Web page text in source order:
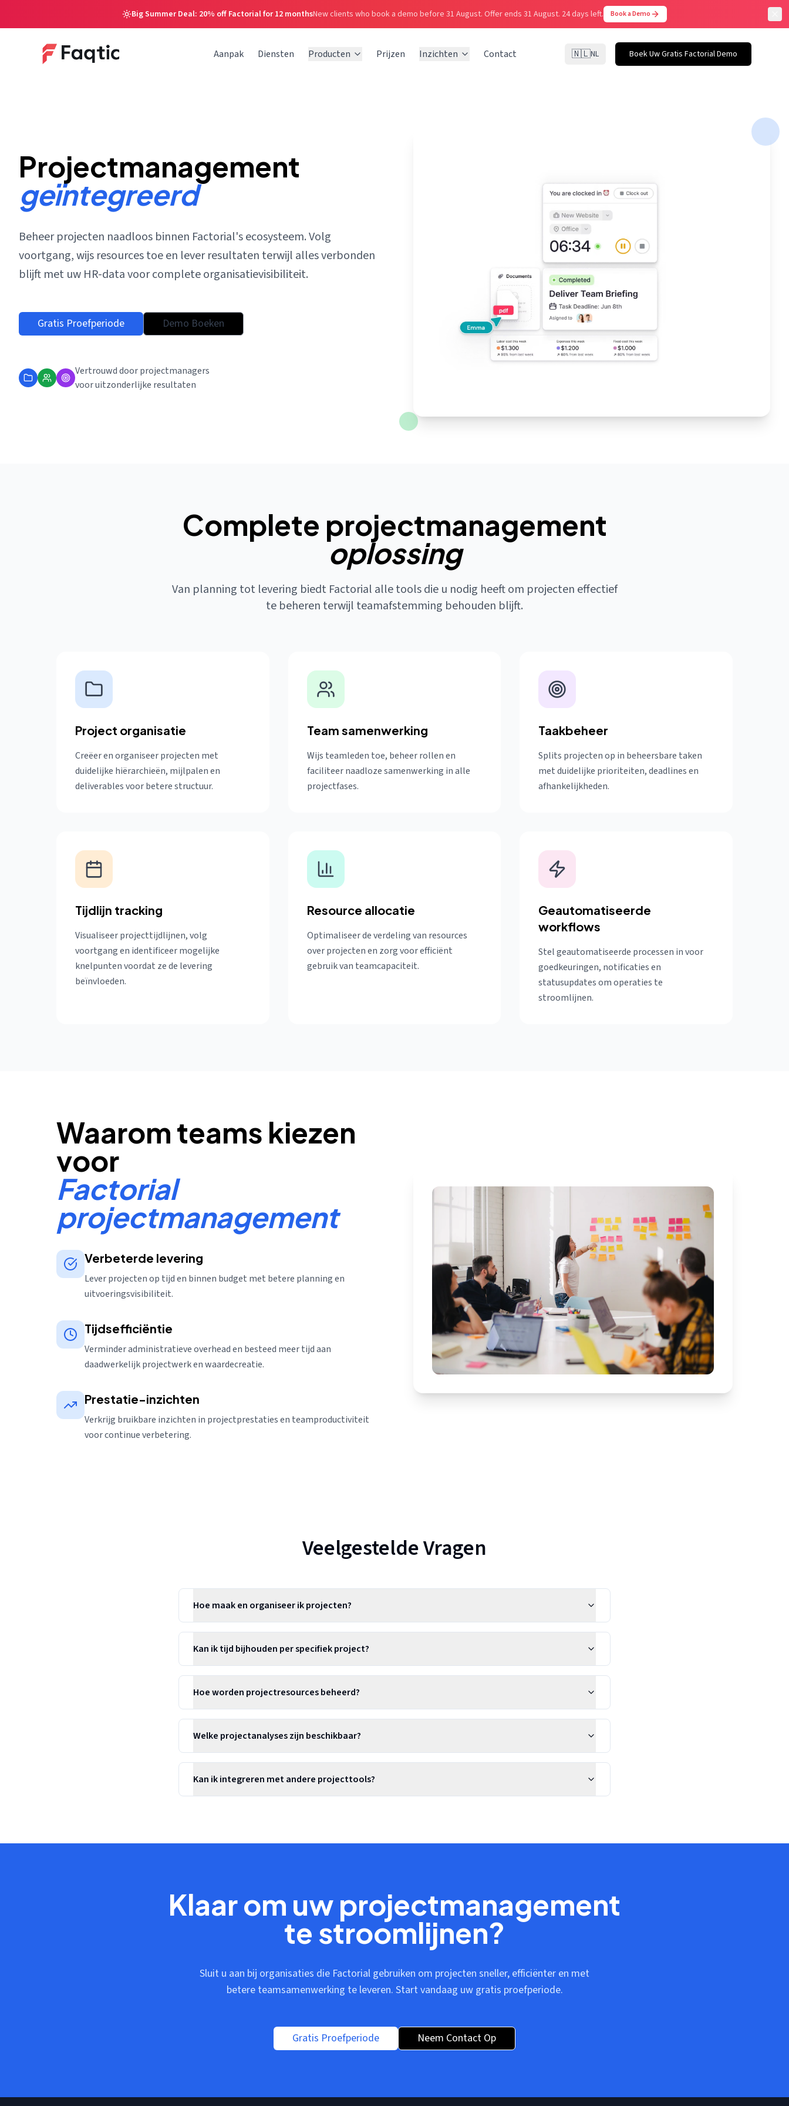
Big Summer Deal: 20% off Factorial for 12 monthsNew clients who book a demo before 31 August. Offer ends 31 August. 24 days left. Book a Demo
Aanpak Diensten Producten Prijzen Inzichten Contact 🇳🇱NL Boek Uw Gratis Factorial Demo
Projectmanagement
geïntegreerd
Beheer projecten naadloos binnen Factorial's ecosysteem. Volg
voortgang, wijs resources toe en lever resultaten terwijl alles verbonden
blijft met uw HR-data voor complete organisatievisibiliteit.
Gratis Proefperiode Demo Boeken
Vertrouwd door projectmanagers
voor uitzonderlijke resultaten
Complete projectmanagement
oplossing
Van planning tot levering biedt Factorial alle tools die u nodig heeft om projecten effectief
te beheren terwijl teamafstemming behouden blijft.
Project organisatie
Creëer en organiseer projecten met
duidelijke hiërarchieën, mijlpalen en
deliverables voor betere structuur.
Team samenwerking
Wijs teamleden toe, beheer rollen en
faciliteer naadloze samenwerking in alle
projectfases.
Taakbeheer
Splits projecten op in beheersbare taken
met duidelijke prioriteiten, deadlines en
afhankelijkheden.
Tijdlijn tracking
Visualiseer projecttijdlijnen, volg
voortgang en identificeer mogelijke
knelpunten voordat ze de levering
beïnvloeden.
Resource allocatie
Optimaliseer de verdeling van resources
over projecten en zorg voor efficiënt
gebruik van teamcapaciteit.
Geautomatiseerde
workflows
Stel geautomatiseerde processen in voor
goedkeuringen, notificaties en
statusupdates om operaties te
stroomlijnen.
Waarom teams kiezen
voor
Factorial
projectmanagement
Verbeterde levering
Lever projecten op tijd en binnen budget met betere planning en
uitvoeringsvisibiliteit.
Tijdsefficiëntie
Verminder administratieve overhead en besteed meer tijd aan
daadwerkelijk projectwerk en waardecreatie.
Prestatie-inzichten
Verkrijg bruikbare inzichten in projectprestaties en teamproductiviteit
voor continue verbetering.
Veelgestelde Vragen
Hoe maak en organiseer ik projecten?
Kan ik tijd bijhouden per specifiek project?
Hoe worden projectresources beheerd?
Welke projectanalyses zijn beschikbaar?
Kan ik integreren met andere projecttools?
Klaar om uw projectmanagement
te stroomlijnen?
Sluit u aan bij organisaties die Factorial gebruiken om projecten sneller, efficiënter en met
betere teamsamenwerking te leveren. Start vandaag uw gratis proefperiode.
Gratis Proefperiode Neem Contact Op